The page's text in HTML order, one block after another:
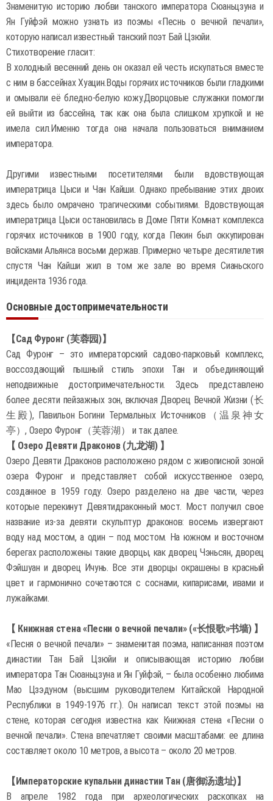
Знаменитую историю любви танского императора Сюаньцзуна и
Ян Гуйфэй можно узнать из поэмы «Песнь о вечной печали»,
которую написал известный танский поэт Бай Цзюйи.
Стихотворение гласит:
В холодный весенний день он оказал ей честь искупаться вместе
с ним в бассейнах Хуацин.Воды горячих источников были гладкими
и омывали её бледно-белую кожу.Дворцовые служанки помогли
ей выйти из бассейна, так как она была слишком хрупкой и не
имела сил.Именно тогда она начала пользоваться вниманием
императора.
Другими известными посетителями были вдовствующая
императрица Цыси и Чан Кайши. Однако пребывание этих двоих
здесь было омрачено трагическими событиями. Вдовствующая
императрица Цыси остановилась в Доме Пяти Комнат комплекса
горячих источников в 1900 году, когда Пекин был оккупирован
войсками Альянса восьми держав. Примерно четыре десятилетия
спустя Чан Кайши жил в том же зале во время Сианьского
инцидента 1936 года.
Основные достопримечательности
【Сад Фуронг (芙蓉园)】
Сад Фуронг – это императорский садово-парковый комплекс,
воссоздающий пышный стиль эпохи Тан и объединяющий
неподвижные достопримечательности. Здесь представлено
более десяти пейзажных зон, включая Дворец Вечной Жизни (长
生殿), Павильон Богини Термальных Источников（温泉神女
亭）, Озеро Фуронг（芙蓉湖） и так далее.
【 Озеро Девяти Драконов (九龙湖) 】
Озеро Девяти Драконов расположено рядом с живописной зоной
озера Фуронг и представляет собой искусственное озеро,
созданное в 1959 году. Озеро разделено на две части, через
которые перекинут Девятидраконный мост. Мост получил свое
название из-за девяти скульптур драконов: восемь извергают
воду над мостом, а один – под мостом. На южном и восточном
берегах расположены такие дворцы, как дворец Чэньсян, дворец
Фэйшуан и дворец Ичунь. Все эти дворцы окрашены в красный
цвет и гармонично сочетаются с соснами, кипарисами, ивами и
лужайками.
【 Книжная стена «Песни о вечной печали» («长恨歌»书墙) 】
«Песня о вечной печали» – знаменитая поэма, написанная поэтом
династии Тан Бай Цзюйи и описывающая историю любви
императора Тан Сюаньцзуна и Ян Гуйфэй, – была особенно любима
Мао Цзэдуном (высшим руководителем Китайской Народной
Республики в 1949-1976 гг.). Он написал текст этой поэмы на
стене, которая сегодня известна как Книжная стена «Песни о
вечной печали». Стена впечатляет своими масштабами: ее длина
составляет около 10 метров, а высота – около 20 метров.
【Императорские купальни династии Тан (唐御汤遗址)】
В апреле 1982 года при археологических раскопках на